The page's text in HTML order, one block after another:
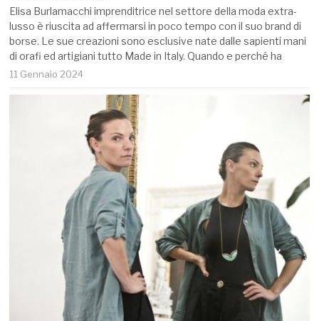
Elisa Burlamacchi imprenditrice nel settore della moda extra-
lusso è riuscita ad affermarsi in poco tempo con il suo brand di
borse. Le sue creazioni sono esclusive nate dalle sapienti mani
di orafi ed artigiani tutto Made in Italy. Quando e perché ha
11 Gennaio 2024